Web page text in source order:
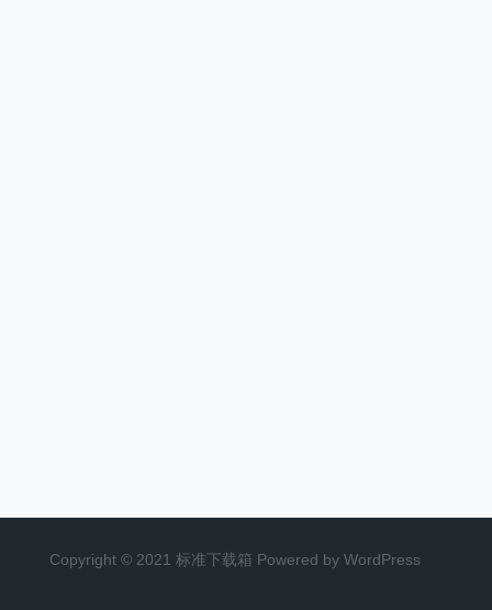
Copyright © 2021 标准下载箱 Powered by WordPress